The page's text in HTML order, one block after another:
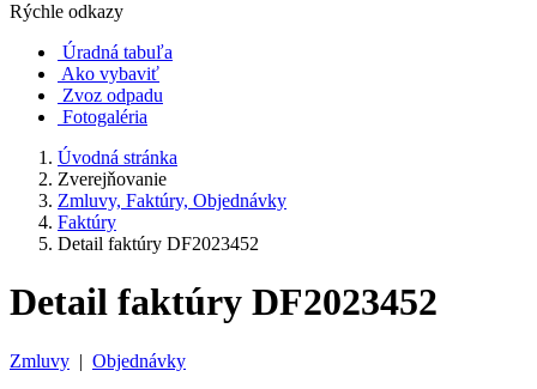
Rýchle odkazy
Úradná tabuľa
Ako vybaviť
Zvoz odpadu
Fotogaléria
Úvodná stránka
Zverejňovanie
Zmluvy, Faktúry, Objednávky
Faktúry
Detail faktúry DF2023452
Detail faktúry DF2023452
Zmluvy | Objednávky